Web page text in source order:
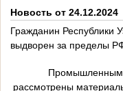
Новость от 24.12.2024
Гражданин Республики
выдворен за пределы
Промышленным
рассмотрены